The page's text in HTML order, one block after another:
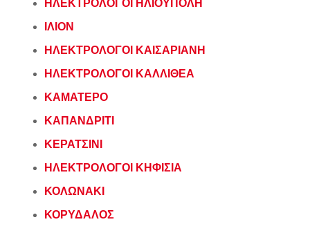
ΗΛΕΚΤΡΟΛΟΓΟΙ ΗΛΙΟΥΠΟΛΗ
ΙΛΙΟΝ
ΗΛΕΚΤΡΟΛΟΓΟΙ ΚΑΙΣΑΡΙΑΝΗ
ΗΛΕΚΤΡΟΛΟΓΟΙ ΚΑΛΛΙΘΕΑ
ΚΑΜΑΤΕΡΟ
ΚΑΠΑΝΔΡΙΤΙ
ΚΕΡΑΤΣΙΝΙ
ΗΛΕΚΤΡΟΛΟΓΟΙ ΚΗΦΙΣΙΑ
ΚΟΛΩΝΑΚΙ
ΚΟΡΥΔΑΛΟΣ